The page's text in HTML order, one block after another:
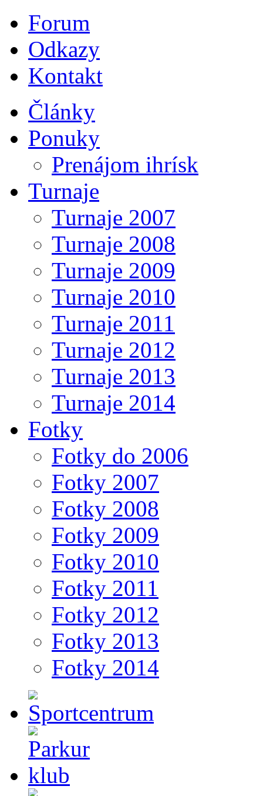
Forum
Odkazy
Kontakt
Články
Ponuky
Prenájom ihrísk
Turnaje
Turnaje 2007
Turnaje 2008
Turnaje 2009
Turnaje 2010
Turnaje 2011
Turnaje 2012
Turnaje 2013
Turnaje 2014
Fotky
Fotky do 2006
Fotky 2007
Fotky 2008
Fotky 2009
Fotky 2010
Fotky 2011
Fotky 2012
Fotky 2013
Fotky 2014